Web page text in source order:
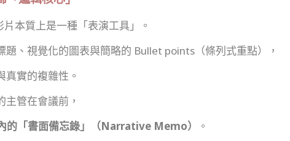
本質上是一種「表演工具」。
題、視覺化的圖表與簡略的 Bullet points（條列式重點），
真實的複雜性。
管在會議前，
的「書面備忘錄」（Narrative Memo） 。